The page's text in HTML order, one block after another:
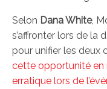
Selon Dana White,
s’affronter lors de la
pour unifier les deux
cette opportunité
erratique lors de